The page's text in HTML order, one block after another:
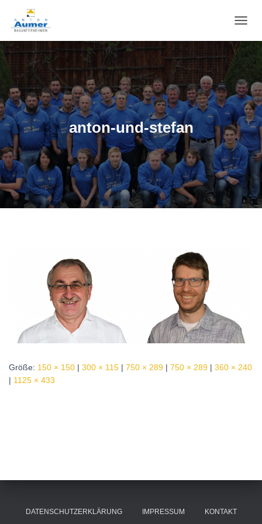
A
A
T
I
O
N
U
M
S
C
H
A
L
anton-und-stefan
Größe: 150 × 150 | 300 × 115 | 750 × 289 | 750 × 289 | 360 × 240
| 1125 × 433
DATENSCHUTZERKLÄRUNG IMPRESSUM KONTAKT